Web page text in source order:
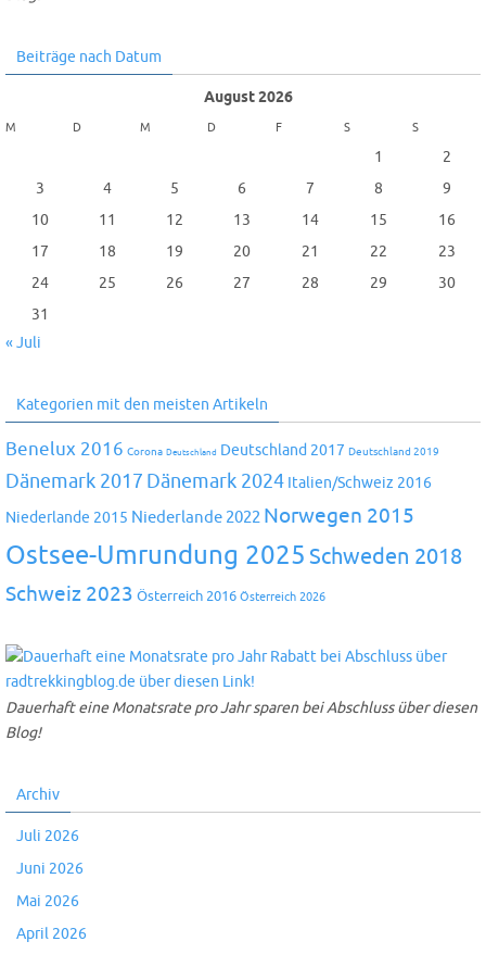
Beiträge nach Datum
August 2026
M D M D F S S
1
2
3
4 5 6 7 8
9
10
11 12 13 14 15
16
17
18 19 20 21 22
23
24
25 26 27 28 29
30
31
« Juli
Kategorien mit den meisten Artikeln
Benelux 2016 Corona Deutschland Deutschland 2017 Deutschland 2019
Dänemark 2017 Dänemark 2024 Italien/Schweiz 2016
Niederlande 2015 Niederlande 2022 Norwegen 2015
Ostsee-Umrundung 2025 Schweden 2018
Schweiz 2023 Österreich 2016 Österreich 2026
Dauerhaft eine Monatsrate pro Jahr sparen bei Abschluss über diesen
Blog!
Archiv
Juli 2026
Juni 2026
Mai 2026
April 2026